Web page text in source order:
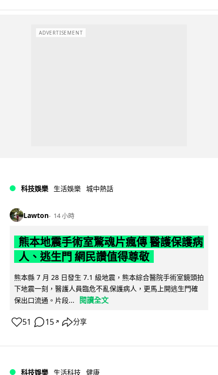
ADVERTISEMENT
科技娛樂 生活娛樂 城中熱話
Lawton 14 小時
熊本地震手術室驚魂片瘋傳 醫護保護病
人、逃生門 網民讚值得尊敬
熊本縣 7 月 28 日發生 7.1 級地震，熊本綜合醫院手術室鏡頭拍
下地震一刻，醫護人員臨危不亂保護病人，更馬上開逃生門確
保出口流通。片段...
閱讀全文
51 15 ↗ 分享
科技娛樂 生活科技 健康